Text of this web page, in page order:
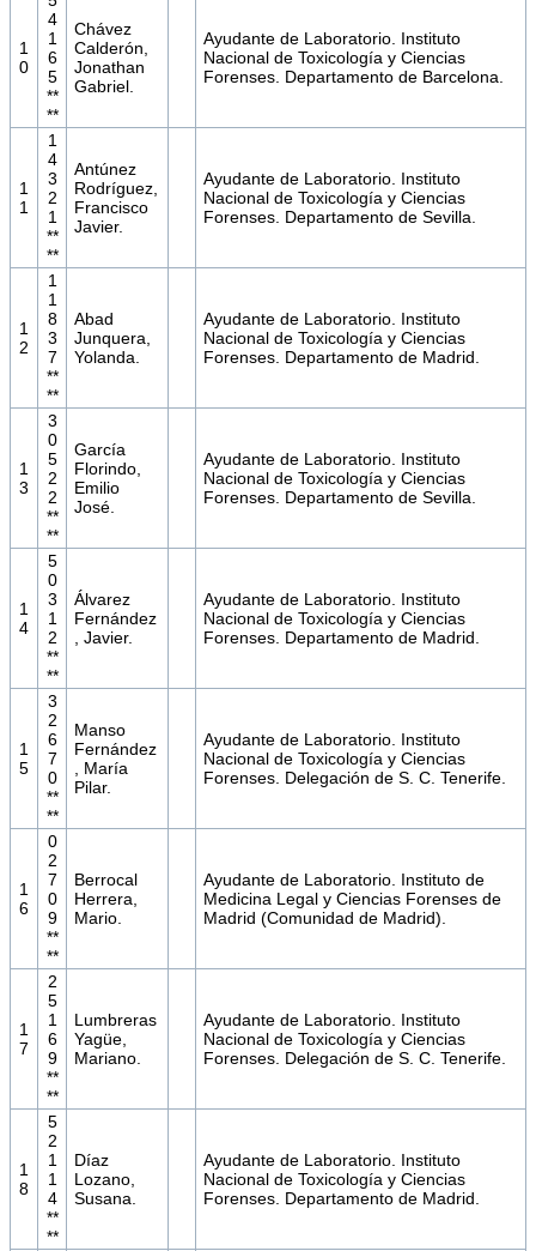
1
0
4
1
6
5
**
**
Chávez
Calderón,
Jonathan
Gabriel.
Ayudante de Laboratorio. Instituto
Nacional de Toxicología y Ciencias
Forenses. Departamento de Barcelona.
1
1
1
4
3
2
1
**
**
Antúnez
Rodríguez,
Francisco
Javier.
Ayudante de Laboratorio. Instituto
Nacional de Toxicología y Ciencias
Forenses. Departamento de Sevilla.
1
2
1
1
8
3
7
**
**
Abad
Junquera,
Yolanda.
Ayudante de Laboratorio. Instituto
Nacional de Toxicología y Ciencias
Forenses. Departamento de Madrid.
1
3
3
0
5
2
2
**
**
García
Florindo,
Emilio
José.
Ayudante de Laboratorio. Instituto
Nacional de Toxicología y Ciencias
Forenses. Departamento de Sevilla.
1
4
5
0
3
1
2
**
**
Álvarez
Fernández
, Javier.
Ayudante de Laboratorio. Instituto
Nacional de Toxicología y Ciencias
Forenses. Departamento de Madrid.
1
5
3
2
6
7
0
**
**
Manso
Fernández
, María
Pilar.
Ayudante de Laboratorio. Instituto
Nacional de Toxicología y Ciencias
Forenses. Delegación de S. C. Tenerife.
1
6
0
2
7
0
9
**
**
Berrocal
Herrera,
Mario.
Ayudante de Laboratorio. Instituto de
Medicina Legal y Ciencias Forenses de
Madrid (Comunidad de Madrid).
1
7
2
5
1
6
9
**
**
Lumbreras
Yagüe,
Mariano.
Ayudante de Laboratorio. Instituto
Nacional de Toxicología y Ciencias
Forenses. Delegación de S. C. Tenerife.
1
8
5
2
1
1
4
**
**
Díaz
Lozano,
Susana.
Ayudante de Laboratorio. Instituto
Nacional de Toxicología y Ciencias
Forenses. Departamento de Madrid.